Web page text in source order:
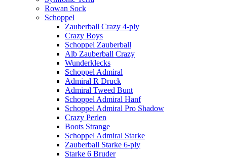
Rowan Sock
Schoppel
Zauberball Crazy 4-ply
Crazy Boys
Schoppel Zauberball
Alb Zauberball Crazy
Wunderklecks
Schoppel Admiral
Admiral R Druck
Admiral Tweed Bunt
Schoppel Admiral Hanf
Schoppel Admiral Pro Shadow
Crazy Perlen
Boots Strange
Schoppel Admiral Starke
Zauberball Starke 6-ply
Starke 6 Bruder